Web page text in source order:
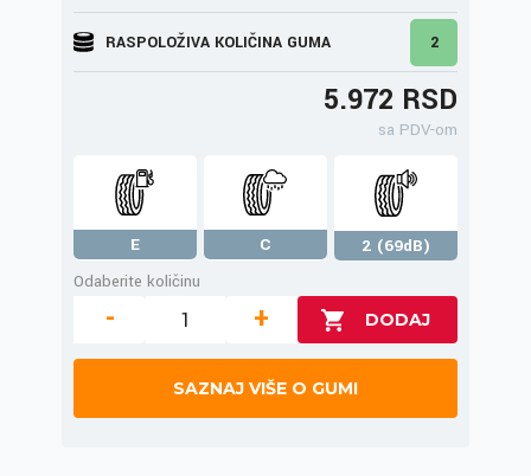
RASPOLOŽIVA KOLIČINA GUMA 2
5.972 RSD
sa PDV-om
E C
2 (69dB)
Odaberite količinu
- +
SAZNAJ VIŠE O GUMI